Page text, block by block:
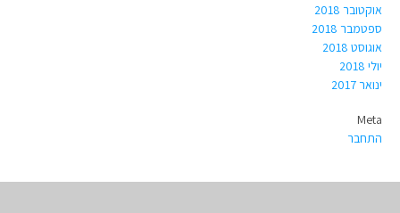
אוקטובר 2018
ספטמבר 2018
אוגוסט 2018
יולי 2018
ינואר 2017
Meta
התחבר